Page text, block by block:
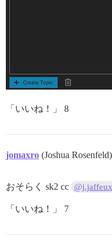
「いいね！」 8
jomaxro (Joshua Rosenfeld)
おそらく sk2 cc @j.jaffeux
「いいね！」 7